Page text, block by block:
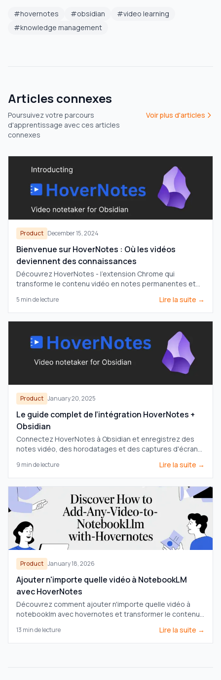
#hovernotes #obsidian #video learning
#knowledge management
Articles connexes
Poursuivez votre parcours
d'apprentissage avec ces articles
connexes
Voir plus d'articles
Product December 15, 2024
Bienvenue sur HoverNotes : Où les vidéos
deviennent des connaissances
Découvrez HoverNotes - l'extension Chrome qui
transforme le contenu vidéo en notes permanentes et
apprentissage, vos connaissances, votre contrôle.
5 min de lecture Lire la suite →
Product January 20, 2025
Le guide complet de l’intégration HoverNotes +
Obsidian
Connectez HoverNotes à Obsidian et enregistrez des
notes vidéo, des horodatages et des captures d'écran
votre coffre-fort local.
9 min de lecture Lire la suite →
Product January 18, 2026
Ajouter n'importe quelle vidéo à NotebookLM
avec HoverNotes
Découvrez comment ajouter n'importe quelle vidéo à
notebooklm avec hovernotes et transformer le contenu
puissante pour un apprentissage approfondi.
13 min de lecture Lire la suite →